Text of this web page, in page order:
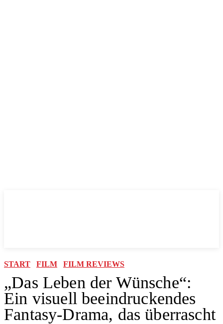
START FILM FILM REVIEWS
„Das Leben der Wünsche“:
Ein visuell beeindruckendes
Fantasy-Drama, das überrascht